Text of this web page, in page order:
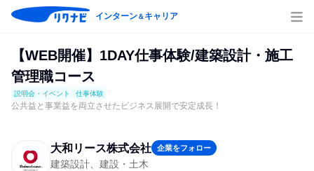
インターン＆キャリア
【WEB開催】1DAY仕事体験/建築設計・施工
管理職コース
説明会・イベント 仕事体験
公共益と事業益を両立させたビジネス展開で安定成長！
大和リース株式会社 企業をフォロー
建築設計、建設・土木